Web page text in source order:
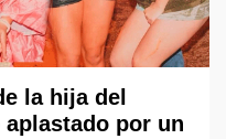
la hija del
por un